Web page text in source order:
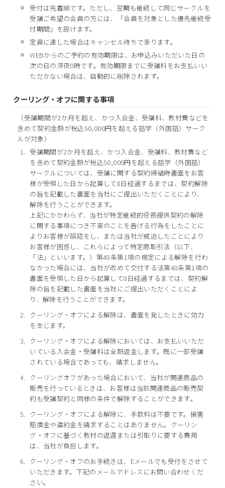
受付は先着順です。ただし、翌期も継続して同じサークルを
受講ご希望の会員の方には、「会員を対象とした優先継続受
付期間」を設けます。
定員に達した場合はキャンセル待ちで承ります。
WEBからのご予約の有効期限は、お申込みいただいた日の
次の日の深夜0時です。有効期限までに受講料をお支払いい
ただかない場合は、自動的に削除されます。
クーリング・オフに関する事項
（受講期間が2か月を超え、かつ入会金、受講料、教材費などを
含めて契約金額が税込50,000円を超える語学（外国語）サーク
ルが対象）
受講期間が2か月を超え、かつ入会金、受講料、教材費など
を含めて契約金額が税込50,000円を超える語学（外国語）
サークルについては、受講に関する契約締結時書面をお客
様が受領した日から起算して8日経過するまでは、契約解除
の旨を記載した書面を当社にご提出いただくことにより、
解除を行うことができます。
上記にかかわらず、当社が特定継続的役務提供契約の解除
に関する事項につき不実のことを告げる行為をしたことに
よりお客様が誤認をし、または当社が威迫したことにより
お客様が困惑し、これらによって特定商取引法（以下、
「法」といいます。）第48条第1項の規定による解除を行わ
なかった場合には、当社が改めて交付する法第48条第1項の
書面を受領した日から起算して8日経過するまでは、契約解
除の旨を記載した書面を当社にご提出いただくことによ
り、解除を行うことができます。
クーリング・オフによる解除は、書面を発したときに効力
を生じます。
クーリング・オフによる解除においては、お支払いいただ
いている入会金・受講料は全額返金します。既に一部受講
されている場合であっても、請求しません。
クーリングオフがあった場合において、当社が関連商品の
販売を行っているときは、お客様は当該関連商品の販売契
約も受講契約と同様の条件で解除することができます。
クーリング・オフによる解除に、手数料は不要です。損害
賠償金や違約金を請求することはありません。クーリン
グ・オフに基づく教材の返還または引取りに要する費用
は、当社が負担します。
クーリング・オフのお手続きは、Eメールでも受付をさせて
いただきます。下記のメールアドレスにお問い合わせくだ
さい。